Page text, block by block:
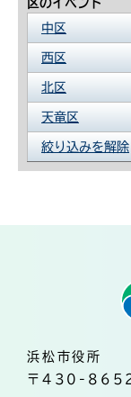
区のイベント
中区
西区
北区
天竜区
絞り込みを解除
浜松市役所
〒430-8652